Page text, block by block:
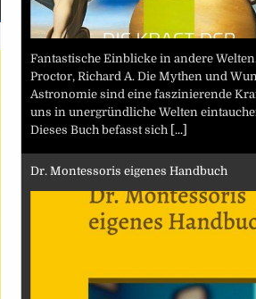
Fantastische Einblicke in andere
Proctor, Richard A. Die Mythen und
Astronomie sind eine faszinierende
uns in unergründliche Welten
Dieses Buch befasst sich [...]
Dr. Montessoris eigenes Handbuch